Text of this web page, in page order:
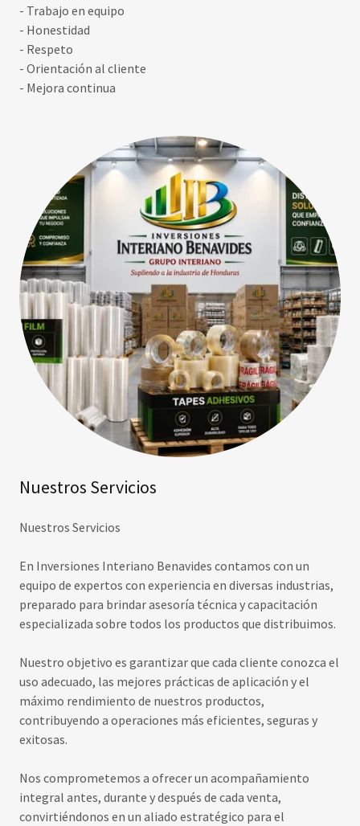
- Trabajo en equipo
- Honestidad
- Respeto
- Orientación al cliente
- Mejora continua
Nuestros Servicios
Nuestros Servicios
En Inversiones Interiano Benavides contamos con un
equipo de expertos con experiencia en diversas industrias,
preparado para brindar asesoría técnica y capacitación
especializada sobre todos los productos que distribuimos.
Nuestro objetivo es garantizar que cada cliente conozca el
uso adecuado, las mejores prácticas de aplicación y el
máximo rendimiento de nuestros productos,
contribuyendo a operaciones más eficientes, seguras y
exitosas.
Nos comprometemos a ofrecer un acompañamiento
integral antes, durante y después de cada venta,
convirtiéndonos en un aliado estratégico para el